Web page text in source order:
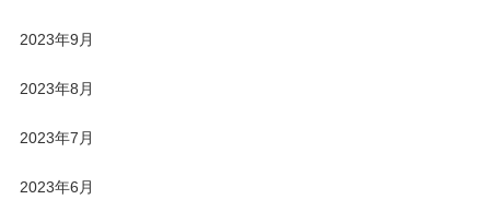
2023年9月
2023年8月
2023年7月
2023年6月